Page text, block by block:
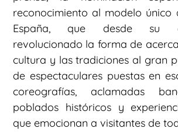
reconocimiento al modelo único
España, que desde su
revolucionado la forma de
cultura y las tradiciones al gran
de espectaculares puestas en
coreografías, aclamadas
poblados históricos y
que emocionan a visitantes de